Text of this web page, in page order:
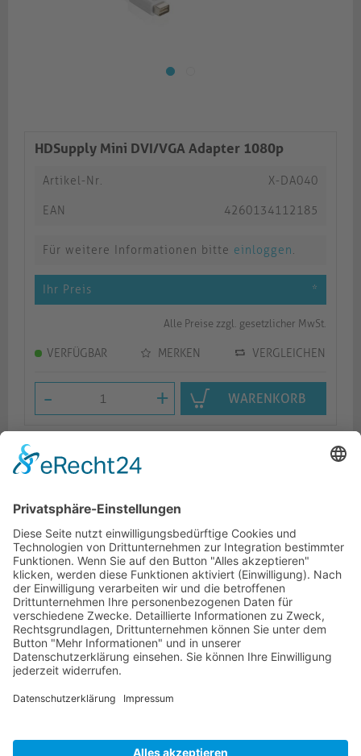
HDSupply Mini DVI/VGA Adapter 1080p
Artikel-Nr. X-DA040
EAN 4260134112185
Für weitere Informationen bitte einloggen.
Ihr Preis *
Alle Preise zzgl. gesetzlicher MwSt.
VERFÜGBAR MERKEN VERGLEICHEN
- + WARENKORB
Beschreibung
Logistik
Ähnliche Artikel
HOTLINE
ONEAV.EU